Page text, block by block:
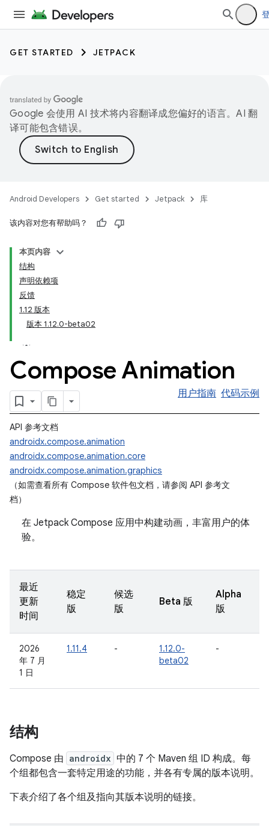
GET STARTED JETPACK
Google 会使用 AI 技术将内容翻译成您偏好的语言。AI 翻
译可能包含错误。
Android Developers Get started Jetpack 库
该内容对您有帮助吗？
本页内容
结构
声明依赖项
反馈
1.12 版本
版本 1.12.0-beta02
Compose Animation
用户指南 代码示例
API 参考文档
androidx.compose.animation
androidx.compose.animation.core
androidx.compose.animation.graphics
（如需查看所有 Compose 软件包文档，请参阅 API 参考文
档）
在 Jetpack Compose 应用中构建动画，丰富用户的体
验。
最近
更新
时间
稳定
版
候选
版
Beta 版
Alpha
版
2026
年 7 月
1 日
1.11.4 -
1.12.0-
beta02
-
结构
Compose 由 androidx 中的 7 个 Maven 组 ID 构成。每
个组都包含一套特定用途的功能，并各有专属的版本说明。
下表介绍了各个组及指向其版本说明的链接。